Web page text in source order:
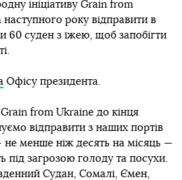
ініціативу Grain from
наступного року відправити в
60 суден з їжею, щоб запобігти
Офісу президента.
from Ukraine до кінця
відправити з наших портів
менше ніж десять на місяць —
під загрозою голоду та посухи.
Судан, Сомалі, Ємен,